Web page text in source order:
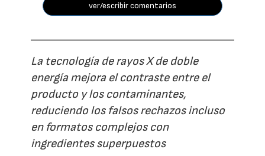
ver/escribir comentarios
La tecnología de rayos X de doble
energía mejora el contraste entre el
producto y los contaminantes,
reduciendo los falsos rechazos incluso
en formatos complejos con
ingredientes superpuestos